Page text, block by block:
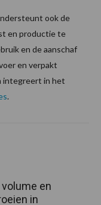
ook de
en productie te
en de aanschaf
en verpakt
integreert in het
.
en
in